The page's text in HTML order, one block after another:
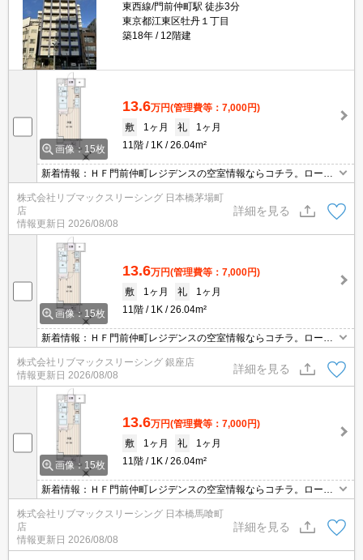
東西線/門前仲町駅 徒歩3分
東京都江東区牡丹１丁目
築18年
12階建
画像：15枚
13.6万円(管理費等：7,000円)
敷
1ヶ月 礼
1ヶ月
11階
1K 26.04m²
新着情報：ＨＦ門前仲町レジデンスの空室情報ならコチラ。ローソ
所独立・浴室乾燥機など豊富に揃っており、過ごしやすいお部屋に
なっております。毎日浴槽に浸かるなら、追い焚き機能で水道代を
節約しましょう。
株式会社リブマックスリーシング 日本橋茅場町
店
情報更新日 2026/08/08
詳細を見る
画像：15枚
13.6万円(管理費等：7,000円)
敷
1ヶ月 礼
1ヶ月
11階
1K 26.04m²
新着情報：ＨＦ門前仲町レジデンスの空室情報ならコチラ。ローソ
所独立・浴室乾燥機など豊富に揃っており、過ごしやすいお部屋に
なっております。毎日浴槽に浸かるなら、追い焚き機能で水道代を
節約しましょう。
株式会社リブマックスリーシング 銀座店
情報更新日 2026/08/08
詳細を見る
画像：15枚
13.6万円(管理費等：7,000円)
敷
1ヶ月 礼
1ヶ月
11階
1K 26.04m²
新着情報：ＨＦ門前仲町レジデンスの空室情報ならコチラ。ローソ
所独立・浴室乾燥機など豊富に揃っており、過ごしやすいお部屋に
なっております。毎日浴槽に浸かるなら、追い焚き機能で水道代を
節約しましょう。
株式会社リブマックスリーシング 日本橋馬喰町
店
情報更新日 2026/08/08
詳細を見る